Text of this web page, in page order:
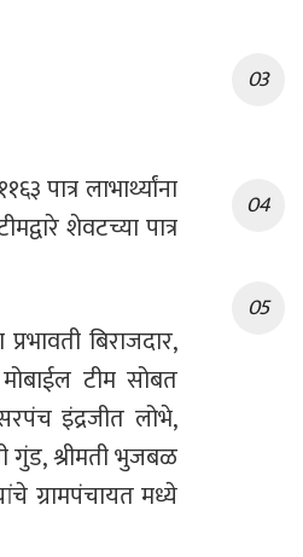
पात्र लाभार्थ्यांना
शेवटच्या पात्र
बिराजदार,
टीम सोबत
इंद्रजीत लोभे,
गुंड, श्रीमती भुजबळ
ग्रामपंचायत मध्ये